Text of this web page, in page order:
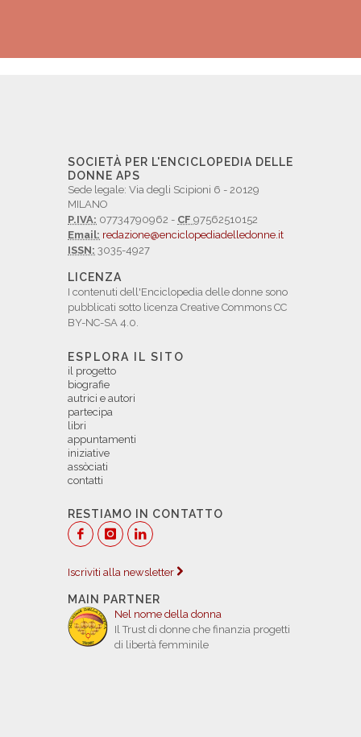
SOCIETÀ PER L'ENCICLOPEDIA DELLE
DONNE APS
Sede legale: Via degli Scipioni 6 - 20129
MILANO
P.IVA: 07734790962 - CF 97562510152
Email: redazione@enciclopediadelledonne.it
ISSN: 3035-4927
LICENZA
I contenuti dell'Enciclopedia delle donne sono
pubblicati sotto licenza Creative Commons CC
BY-NC-SA 4.0.
ESPLORA IL SITO
il progetto
biografie
autrici e autori
partecipa
libri
appuntamenti
iniziative
assòciati
contatti
RESTIAMO IN CONTATTO
Iscriviti alla newsletter
MAIN PARTNER
Nel nome della donna
Il Trust di donne che finanzia progetti
di libertà femminile